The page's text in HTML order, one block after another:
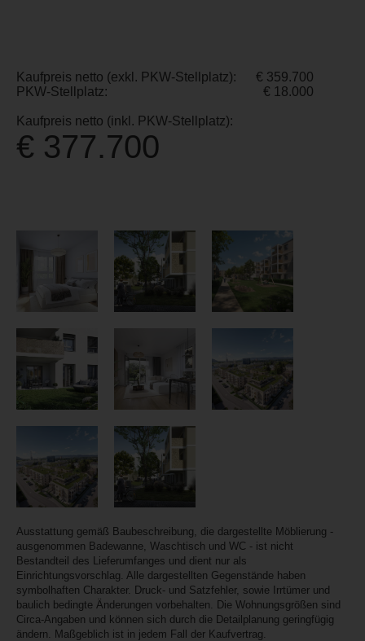
Kaufpreis netto (exkl. PKW-Stellplatz):
€ 359.700
PKW-Stellplatz:
€ 18.000
Kaufpreis netto (inkl. PKW-Stellplatz):
€ 377.700
Ausstattung gemäß Baubeschreibung, die dargestellte Möblierung -
ausgenommen Badewanne, Waschtisch und WC - ist nicht
Bestandteil des Lieferumfanges und dient nur als
Einrichtungsvorschlag. Alle dargestellten Gegenstände haben
symbolhaften Charakter. Druck- und Satzfehler, sowie Irrtümer und
baulich bedingte Änderungen vorbehalten. Die Wohnungsgrößen sind
Circa-Angaben und können sich durch die Detailplanung geringfügig
ändern. Maßgeblich ist in jedem Fall der Kaufvertrag.